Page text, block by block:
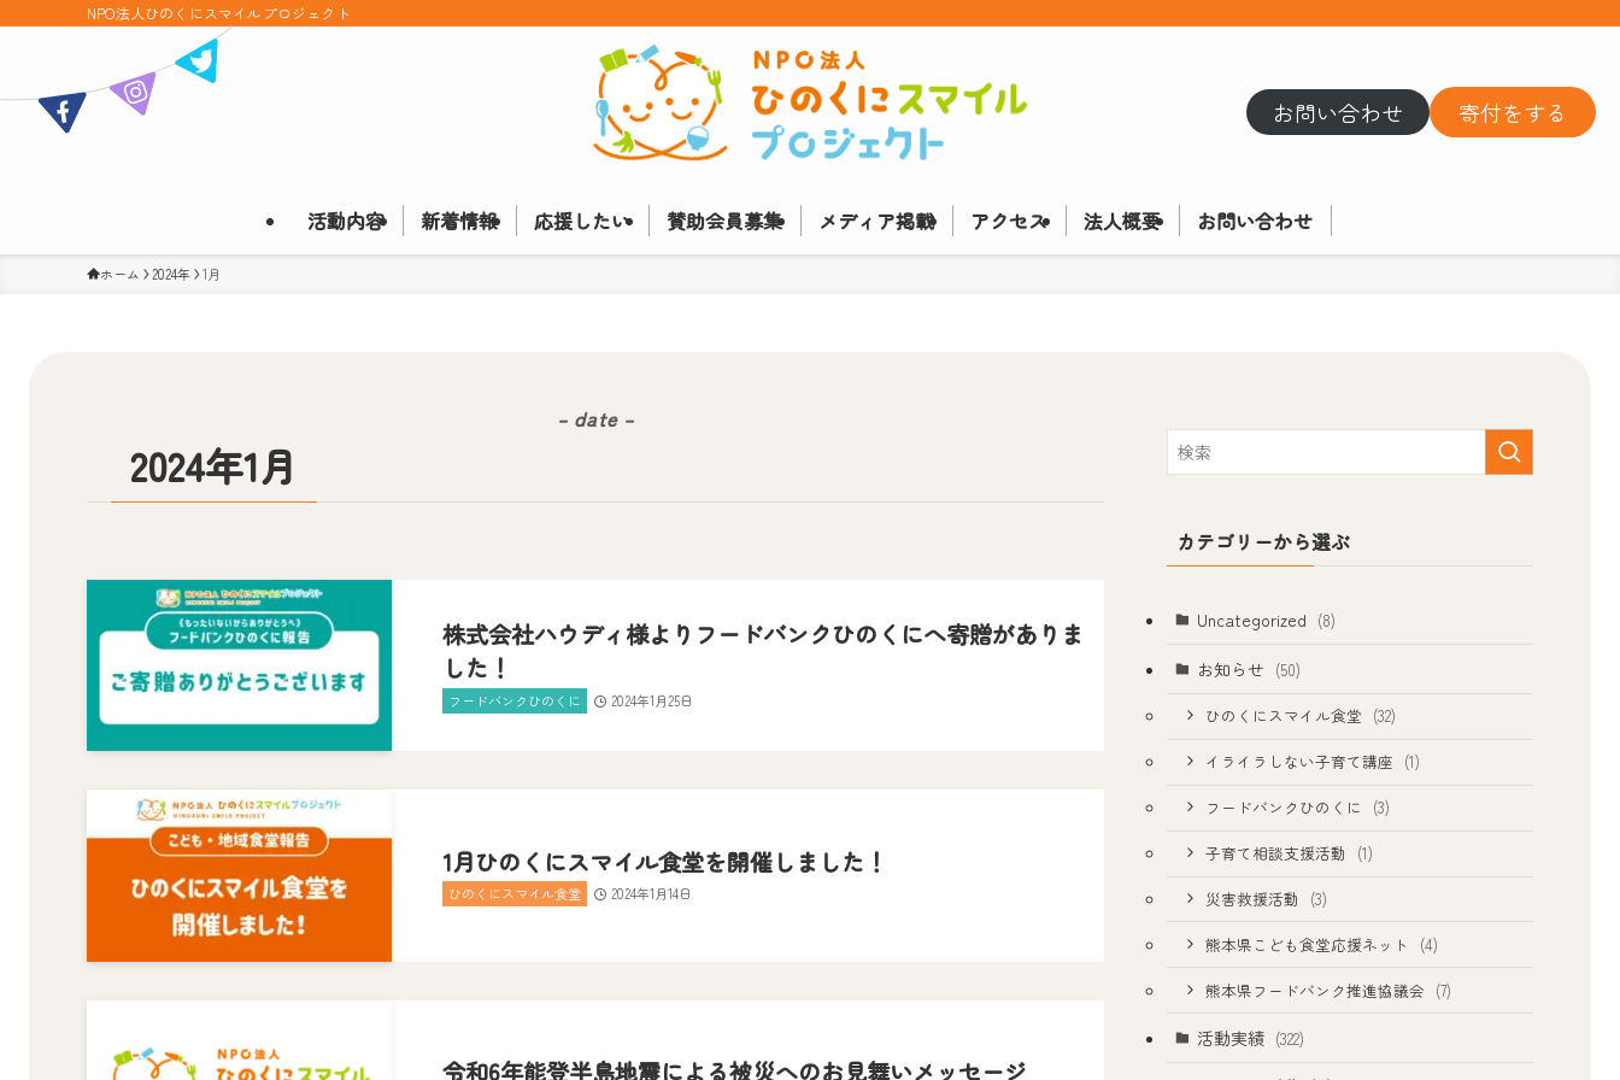
NPO法人ひのくにスマイルプロジェクト
お問い合わせ 寄付をする
活動内容 新着情報 応援したい 賛助会員募集 メディア掲載 アクセス 法人概要 お問い合わせ
ホーム 2024年 1月
2024年1月
– date –
株式会社ハウディ様よりフードバンクひのくにへ寄贈がありま
した！
2024年1月25日
フードバンクひのくに
1月ひのくにスマイル食堂を開催しました！
2024年1月14日
ひのくにスマイル食堂
令和6年能登半島地震による被災へのお見舞いメッセージ
カテゴリーから選ぶ
Uncategorized (8)
お知らせ (50)
ひのくにスマイル食堂 (32)
イライラしない子育て講座 (1)
フードバンクひのくに
(3)
子育て相談支援活動
(1)
災害救援活動
(3)
熊本県こども食堂応援ネット
(4)
熊本県フードバンク推進協議会 (7)
活動実績 (322)